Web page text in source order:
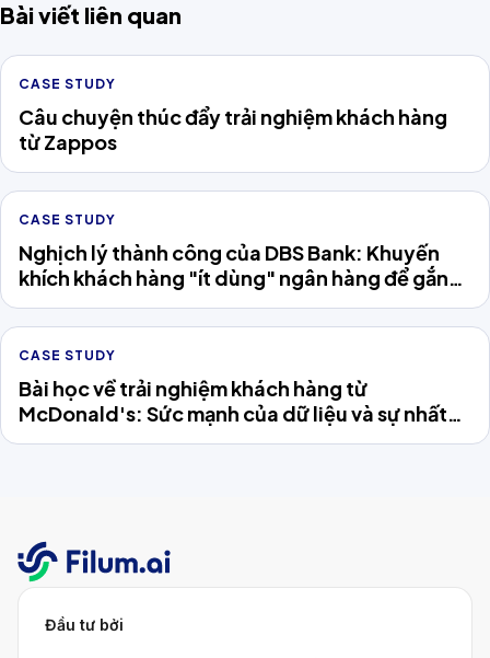
Bài viết liên quan
CASE STUDY
Câu chuyện thúc đẩy trải nghiệm khách hàng
từ Zappos
CASE STUDY
Nghịch lý thành công của DBS Bank: Khuyến
khích khách hàng "ít dùng" ngân hàng để gắn
kết sâu hơn
CASE STUDY
Bài học về trải nghiệm khách hàng từ
McDonald's: Sức mạnh của dữ liệu và sự nhất
quán
Đầu tư bởi